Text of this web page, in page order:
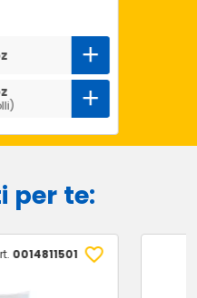
per te:
0014811501